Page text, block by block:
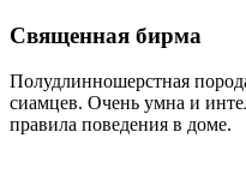
Священная бирма
Полудлинношерстная
сиамцев. Очень умна и
правила поведения в доме.